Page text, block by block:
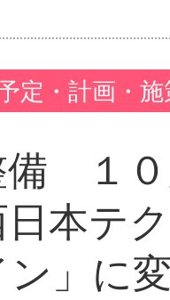
定・計画・
備 １
本テ
」に